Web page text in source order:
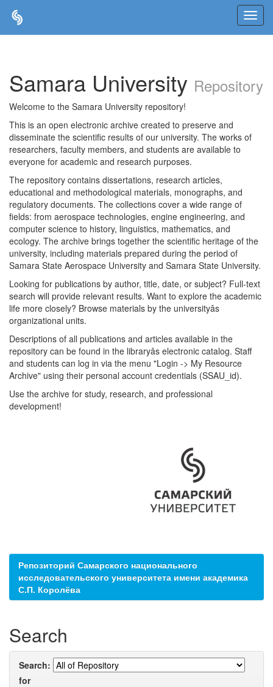
Samara University Repository
Welcome to the Samara University repository!
This is an open electronic archive created to preserve and
disseminate the scientific results of our university. The works of
researchers, faculty members, and students are available to
everyone for academic and research purposes.
The repository contains dissertations, research articles,
educational and methodological materials, monographs, and
regulatory documents. The collections cover a wide range of
fields: from aerospace technologies, engine engineering, and
computer science to history, linguistics, mathematics, and
ecology. The archive brings together the scientific heritage of the
university, including materials prepared during the period of
Samara State Aerospace University and Samara State University.
Looking for publications by author, title, date, or subject? Full-text
search will provide relevant results. Want to explore the academic
life more closely? Browse materials by the universityâs
organizational units.
Descriptions of all publications and articles available in the
repository can be found in the libraryâs electronic catalog. Staff
and students can log in via the menu "Login -> My Resource
Archive" using their personal account credentials (SSAU_id).
Use the archive for study, research, and professional
development!
Репозиторий Самарского национального
исследовательского университета имени академика
С.П. Королёва
Search
Search:
for